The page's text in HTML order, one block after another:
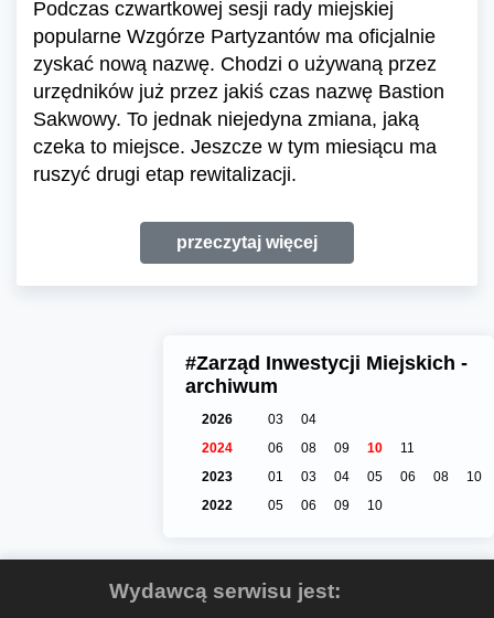
Podczas czwartkowej sesji rady miejskiej
popularne Wzgórze Partyzantów ma oficjalnie
zyskać nową nazwę. Chodzi o używaną przez
urzędników już przez jakiś czas nazwę Bastion
Sakwowy. To jednak niejedyna zmiana, jaką
czeka to miejsce. Jeszcze w tym miesiącu ma
ruszyć drugi etap rewitalizacji.
przeczytaj więcej
#Zarząd Inwestycji Miejskich -
archiwum
2026 03
04
2024
06 08 09 10
11
2023
01 03 04 05 06 08
10
2022
05 06 09 10
Wydawcą serwisu jest: